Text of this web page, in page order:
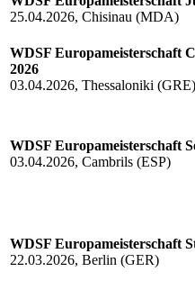
25.04.2026, Chisinau (MDA)
WDSF Europameisterschaft
2026
03.04.2026, Thessaloniki (GRE)
WDSF Europameisterschaft
03.04.2026, Cambrils (ESP)
WDSF Europameisterschaft
22.03.2026, Berlin (GER)